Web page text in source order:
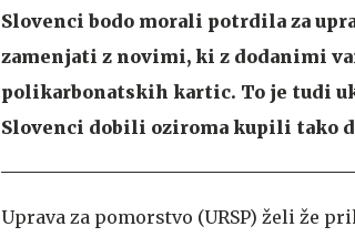
Slovenci bodo morali potrdila za
zamenjati z novimi, ki z dodanimi
polikarbonatskih kartic. To je tudi
Slovenci dobili oziroma kupili tako
Uprava za pomorstvo (URSP) želi že